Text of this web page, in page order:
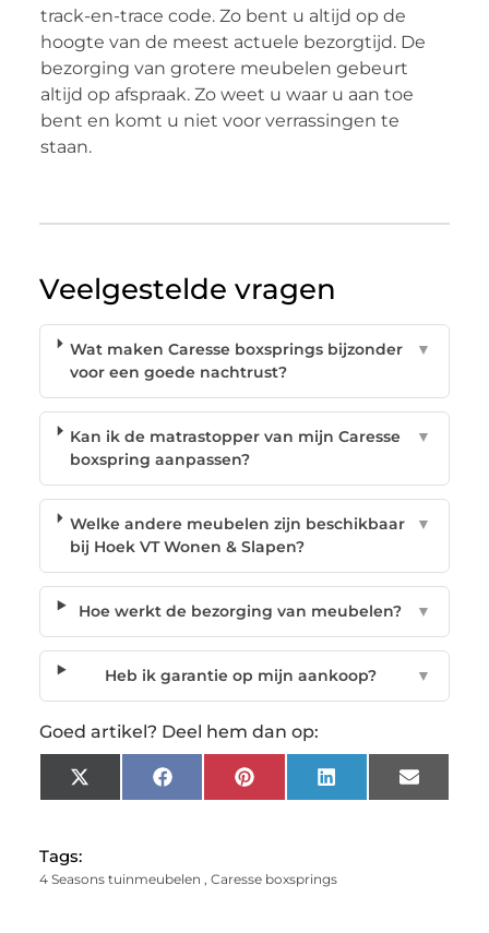
track-en-trace code. Zo bent u altijd op de
hoogte van de meest actuele bezorgtijd. De
bezorging van grotere meubelen gebeurt
altijd op afspraak. Zo weet u waar u aan toe
bent en komt u niet voor verrassingen te
staan.
Veelgestelde vragen
Wat maken Caresse boxsprings bijzonder
voor een goede nachtrust?
▼
Kan ik de matrastopper van mijn Caresse
boxspring aanpassen?
▼
Welke andere meubelen zijn beschikbaar
bij Hoek VT Wonen & Slapen?
▼
Hoe werkt de bezorging van meubelen? ▼
Heb ik garantie op mijn aankoop? ▼
Goed artikel? Deel hem dan op:
X
(Twitter)
FacebookPinterest LinkedIn Email
Tags:
4 Seasons tuinmeubelen , Caresse boxsprings